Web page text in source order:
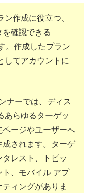
作成に役立つ、
確認できる
。作成したプラン
してアカウントに
ナーでは、ディス
あらゆるターゲッ
ページやユーザーへ
されます。ターゲ
レスト、トピッ
、モバイル アプ
ィングがありま